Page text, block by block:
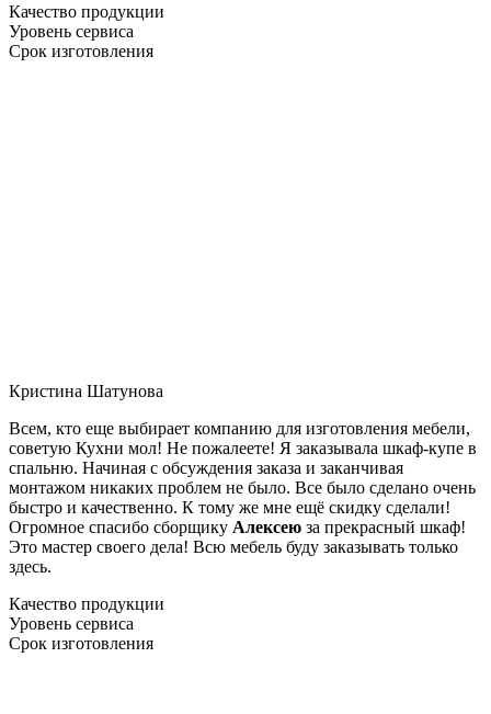
Качество продукции
Уровень сервиса
Срок изготовления
Кристина Шатунова
Всем, кто еще выбирает компанию для изготовления мебели,
советую Кухни мол! Не пожалеете! Я заказывала шкаф-купе в
спальню. Начиная с обсуждения заказа и заканчивая
монтажом никаких проблем не было. Все было сделано очень
быстро и качественно. К тому же мне ещё скидку сделали!
Огромное спасибо сборщику Алексею за прекрасный шкаф!
Это мастер своего дела! Всю мебель буду заказывать только
здесь.
Качество продукции
Уровень сервиса
Срок изготовления